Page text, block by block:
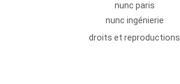
nunc paris
nunc ingénierie
droits et reproductions